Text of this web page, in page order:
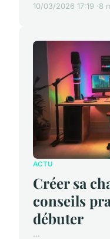
10/03/2026 17:19 8
ACTU
Créer sa
conseils
débuter
...